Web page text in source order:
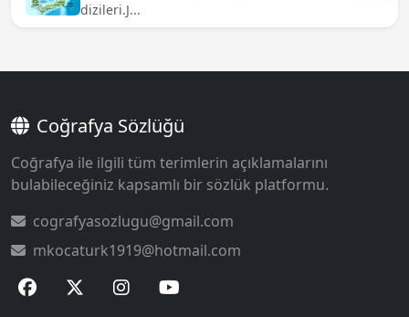
dizileri.J...
Coğrafya Sözlüğü
Coğrafya ile ilgili tüm terimlerin açıklamalarını
bulabileceğiniz kapsamlı bir sözlük platformu.
cografyasozlugu@gmail.com
mkocaturk1919@hotmail.com